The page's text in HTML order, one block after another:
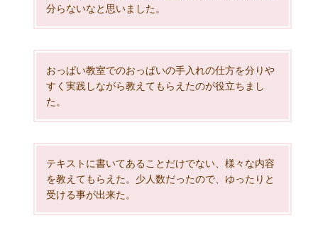
分らないなと思いました。
おっぱい教室でのおっぱいの手入れの仕方を分りや
すく実践しながら教えてもらえたのが役立ちまし
た。
テキストに書いてあることだけでない、様々な内容
を教えてもらえた。少人数だったので、ゆったりと
受ける事が出来た。